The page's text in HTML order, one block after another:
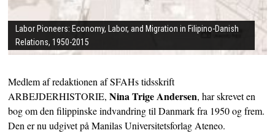
Labor Pioneers: Economy, Labor, and Migration in Filipino-Danish
Relations, 1950-2015
Medlem af redaktionen af SFAHs tidsskrift
ARBEJDERHISTORIE,Nina Trige Andersen, har skrevet en
bog om den filippinske indvandring til Danmark fra 1950 og frem.
Den er nu udgivet på Manilas Universitetsforlag Ateneo.